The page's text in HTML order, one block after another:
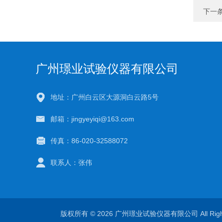
下一
广州璟业试验仪器有限公司
地址：广州白云区大源洞白云路5号
邮箱：jingyeyiqi@163.com
传真：86-020-32588072
联系人：张伟
版权所有 © 2026 广州璟业试验仪器有限公司 All